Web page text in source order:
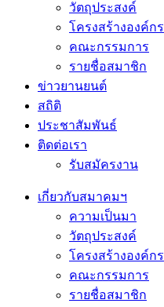
วัตถุประสงค์
โครงสร้างองค์กร
คณะกรรมการ
รายชื่อสมาชิก
ข่าวยานยนต์
สถิติ
ประชาสัมพันธ์
ติดต่อเรา
รับสมัครงาน
เกี่ยวกับสมาคมฯ
ความเป็นมา
วัตถุประสงค์
โครงสร้างองค์กร
คณะกรรมการ
รายชื่อสมาชิก